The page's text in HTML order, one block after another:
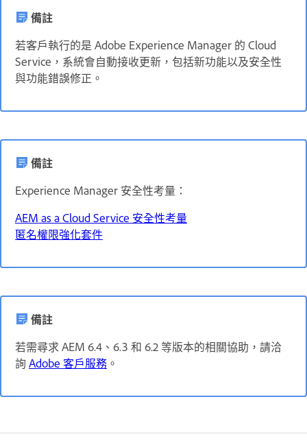
備註
若客戶執行的是 Adobe Experience Manager 的 Cloud
Service，系統會自動接收更新，包括新功能以及安全性
與功能錯誤修正。
備註
Experience Manager 安全性考量：
AEM as a Cloud Service 安全性考量
匿名權限強化套件
備註
若需尋求 AEM 6.4、6.3 和 6.2 等版本的相關協助，請洽
詢 Adobe 客戶服務 。